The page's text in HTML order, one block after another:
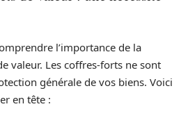
l’importance de la
valeur. Les coffres-forts ne sont
générale de vos biens. Voici
en tête :